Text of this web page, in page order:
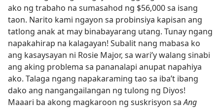
ako ng trabaho na sumasahod ng $56,000 sa isang
taon. Narito kami ngayon sa probinsiya kapisan ang
tatlong anak at may binabayarang utang. Tunay ngang
napakahirap na kalagayan! Subalit nang mabasa ko
ang kasaysayan ni Rosie Major, sa wari’y walang sinabi
ang aking problema sa pananalapi anupat napahiya
ako. Talaga ngang napakaraming tao sa iba’t ibang
dako ang nangangailangan ng tulong ng Diyos!
Maaari ba akong magkaroon ng suskrisyon saAng